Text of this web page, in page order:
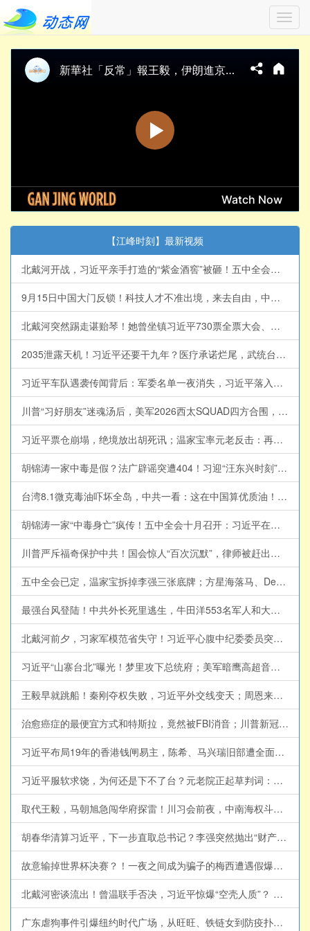
【江峰时刻】最新视频
北戴河开战，习近平亲手打造的“紫金酒窖”被砸！五中全会前元老派断习的粮草，习的29年闽宁旧帐曝光，正厅级书记落马、亿元黑金浮出水面 【江峰视界20260806第455期】#中国时局
9月15日中国大门反锁！科技人才不准出境，来去自由，中国大门永远敞开承诺成灰！美国科技富豪、中国石油科技之父萧光琰悲剧重演？【历史上的今天20260805第414期】#中国时局
北戴河突然踢走谌贻琴！她曾坐镇习近平730票全票大会、捧出贵州脱贫神话；两人的隐秘政治联姻为何突然到头？【江峰视界20260805第454期】#中国时局
2035泄露天机！习近平还要干九年？医疗承诺烂尾，武统台湾成续任王牌【江峰漫谈20260804第1246期】#中国时局
习近平车队遇袭传闻背后：军委名单一夜消失，习近平落入权力真空？蔡奇北戴河密商，五中全会接班人浮现？【江峰视界20260804第453期】
川普“习好朋友”迷魂汤后，美军2026西太SQUAD四方合围，中共围台战略已成泡影； 美海岸巡逻艇加入南海对撞中共海警船！分建军事基地破解饱和攻击，暗鹰15分钟精准打击中南海【江峰漫谈 20260803第1245期】#中美对抗
习近平票仓崩塌，绝境放出胡死讯；温家宝率元老反击：再动胡、温，军队就开战【江峰视界20260803第452期】#中国时局
胡锦涛一家中毒是假？法广辟谣突遭404！习迎“汪东兴时刻”？爆蔡奇将交中办大权！河北一夜换防：倪岳峰闪退、李克强同学旧部接棒！习家军各自跳船抢滩！【江峰视界20260801第451期】#中国时局
台湾8.1微克毒油吓坏全岛，中共一看：这在中国算优质油！胡锦涛全家食物中毒之疑，看中共特供食品【江峰漫谈20260731第1244期】#中国时局
胡锦涛一家“中毒身亡”疯传！五中全会十月召开：习近平在台上被分权，党政分家开始，温曾达成整党框架 【江峰视界20260731第450期】#中国时局
川普严斥福奇保护中共！国会惊人“百次沉默”，律师被赶出国会，听证会扯出美中“深层政府”与中共武汉实验室的秘密金流！国会追责立法在即，北京怎么赔钱？美债核弹已上膛【江峰漫谈20260730第1243期】福奇国会听证会
五中全会已定，温家宝拆掉李强三张底牌；方星海落马、DeepSeek突然停融、蒋罔正收声【江峰视界20260730第449期】#中国时局
最强台风登陆！中共外长死里逃生，牛田洋553名军人和大学生身亡惨剧究竟是台风还是人祸？“民族伟大复兴”跟当年的“五七指示”：催眠年轻人的宏大叙事总带来人间悲剧【历史上的今天20260729第413期】#中国时局
北戴河前夕，习家军模范省失守！习近平心腹中纪委委员突遭罢黜，贵州新官“只拜庙不认习”、湖北砍李鸿忠要员！【江峰视界20260729第448期】#中国时局
习近平“山寨台北”曝光！梦里攻下总统府；美军暗鹰高超音速导弹15分钟锁定中南海，独裁者最大恐惧来了【江峰漫谈20260728第1242期】#中美对抗
王毅早就跳船！秦刚夺权失败，习近平外交线变天；周恩来私生子传闻，如何替他铺出四十年仕途？【江峰视界20260728第447期】#中国时局
治愈癌症的最便宜方式和特斯拉，竟然被FBI消音；川普新冠“特效药”官方不认可，却成了美国民间对抗药商的象征【历史上的今天20260727第412期】#历史上的今天
习近平布局19年的香港钱闸易主，陈希、马兴瑞旧部遭全面清洗！党产华润遭连根拔起：王祥明被扫地出门、韩嵩双开！【江峰视界20260726第446期】#中国时局
习近平服软求饶，为何还是下不了台？元老院正起草判词：温家宝要重判，贾庆林争轻判，栗战书被逼交修宪材料【江峰视界20260725第445期】#中国时局
取代王毅，马朝旭急闯华府探雷！川习会前夜，中南海权斗与AI危机同时失控；习近平“无上限”外交突然变脸；月之暗面Kimi-K3年度最大IPO遭遇美国狙击【江峰漫谈20260724第1241期】#中国时局
胡春华清算习近平，下一步直取总书记？李强突然抛出“财产公开”，替红色家族保旧账；曾庆红北戴河出手按刀【江峰视界20260724第444期】##中国时局
故意输掉世界杯决赛？！一夜之间成为骗子的梅西遭遇假爆料、千万请愿、全网围攻：国际足联开除阿根廷，一场信息战背后的黑手【江峰漫谈20260723第1240期】#梅西遭遇网暴
北戴河密谈流出！曾温联手否决，习近平惊爆“空壳人质”？ 【江峰视界20260723第443期】#中国时局
广东虐狗事件引爆纽约时代广场，从旺旺、铁链女到防疫扑杀：中国人为何向弱者下手？互害社会与国家对生命的降格；《反虐待动物法》为何难以立法，难以执行【江峰漫谈20260722第1239期】#中国时局